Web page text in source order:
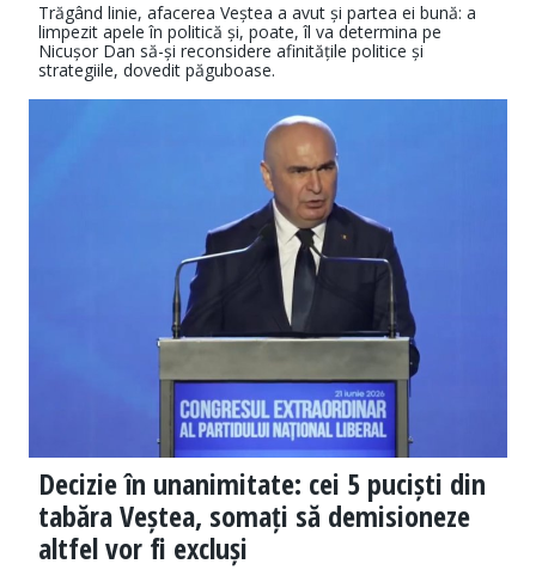
Trăgând linie, afacerea Veștea a avut și partea ei bună: a
limpezit apele în politică și, poate, îl va determina pe
Nicușor Dan să-și reconsidere afinitățile politice și
strategiile, dovedit păguboase.
Decizie în unanimitate: cei 5 puciști din
tabăra Veștea, somați să demisioneze
altfel vor fi excluși